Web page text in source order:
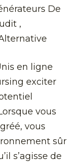
De
,
en ligne
exciter
vous
vous
sûr
s’agisse de